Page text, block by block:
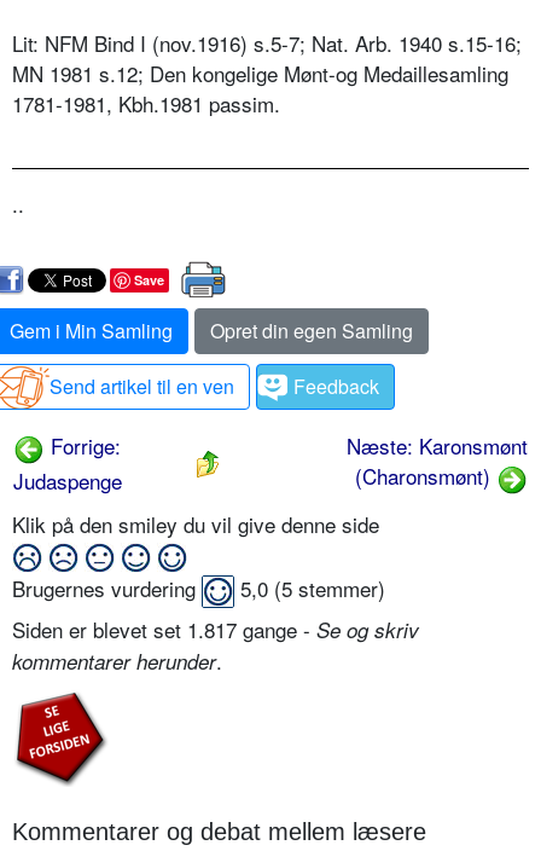
Lit: NFM Bind I (nov.1916) s.5-7; Nat. Arb. 1940 s.15-16;
MN 1981 s.12; Den kongelige Mønt-og Medaillesamling
1781-1981, Kbh.1981 passim.
..
Save
Gem i Min Samling
Opret din egen Samling
Send artikel til en ven
Feedback
Forrige:
Judaspenge
Næste: Karonsmønt
(Charonsmønt)
Klik på den smiley du vil give denne side
Brugernes vurdering 5,0 (5 stemmer)
Siden er blevet set 1.817 gange - Se og skriv
kommentarer herunder.
Kommentarer og debat mellem læsere